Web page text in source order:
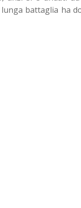
battaglia ha